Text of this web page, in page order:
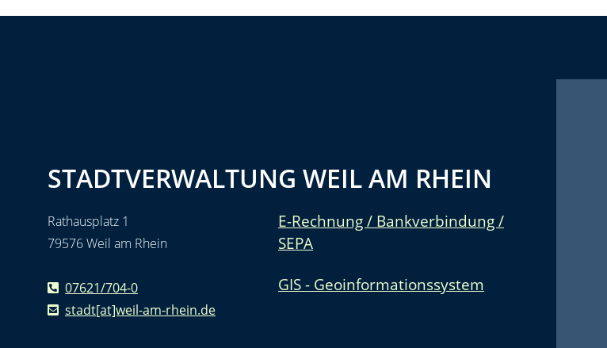
STADTVERWALTUNG WEIL AM RHEIN
Rathausplatz 1
79576 Weil am Rhein
07621/704-0
stadt[at]weil-am-rhein.de
E-Rechnung / Bankverbindung /
SEPA
GIS - Geoinformationssystem